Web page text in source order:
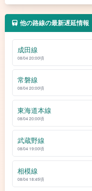
他の路線の最新遅延情報
成田線
08/04 20:00頃
常磐線
08/04 20:00頃
東海道本線
08/04 20:00頃
武蔵野線
08/04 19:00頃
相模線
08/04 18:45頃